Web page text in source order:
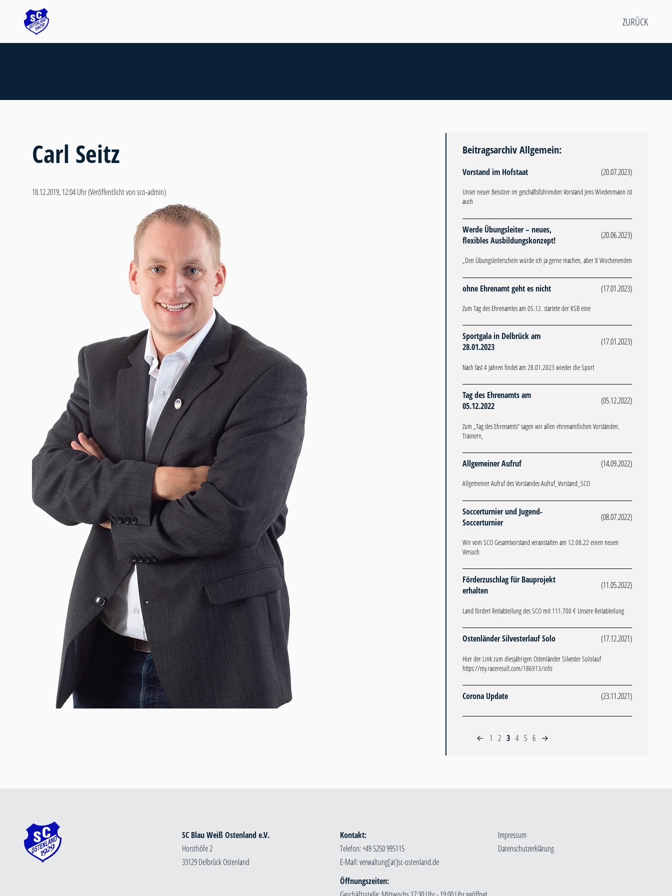
ZURÜCK
Carl Seitz
18.12.2019, 12:04 Uhr(Veröffentlicht von sco-admin)
Beitragsarchiv Allgemein:
Vorstand im Hofstaat (20.07.2023)
Unser neuer Beisitzer im geschäftsführenden Vorstand Jens Wiedenmann ist
auch
Werde Übungsleiter – neues,
flexibles Ausbildungskonzept!
(20.06.2023)
„Den Übungsleiterschein würde ich ja gerne machen, aber 8 Wochenenden
ohne Ehrenamt geht es nicht (17.01.2023)
Zum Tag des Ehrenamtes am 05.12. startete der KSB eine
Sportgala in Delbrück am
28.01.2023
(17.01.2023)
Nach fast 4 Jahren findet am 28.01.2023 wieder die Sport
Tag des Ehrenamts am
05.12.2022
(05.12.2022)
Zum „Tag des Ehrenamts“ sagen wir allen ehrenamtlichen Vorständen,
Trainern,
Allgemeiner Aufruf (14.09.2022)
Allgemeiner Aufruf des Vorstandes Aufruf_Vorstand_SCO
Soccerturnier und Jugend-
Soccerturnier
(08.07.2022)
Wir vom SCO Gesamtvorstand veranstalten am 12.08.22 einen neuen
Versuch
Förderzuschlag für Bauprojekt
erhalten
(11.05.2022)
Land fördert Reitabteilung des SCO mit 111.700 € Unsere Reitabteilung
Ostenländer Silvesterlauf Solo (17.12.2021)
Hier der Link zum diesjährigen Ostenländer Silvester Sololauf
https://my.raceresult.com/186913/info
Corona Update (23.11.2021)
← 1 2 3 4 5 6 →
SC Blau Weiß Ostenland e.V.
Horsthöfe 2
33129 Delbrück Ostenland
Kontakt:
Telefon: +49 5250 995115
E-Mail:
Öffnungszeiten:
Impressum
Datenschutzerklärung